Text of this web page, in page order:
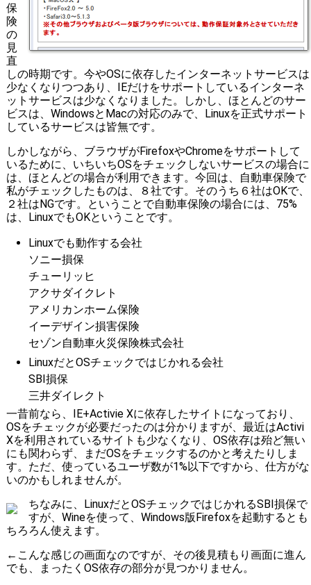
保
険
の
見
直
しの時期です。今やOSに依存したインターネットサービスは
少なくなりつつあり、IEだけをサポートしているインターネ
ットサービスは少なくなりました。しかし、ほとんどのサー
ビスは、WindowsとMacの対応のみで、Linuxを正式サポート
しているサービスは皆無です。
しかしながら、ブラウザがFirefoxやChromeをサポートして
いるために、いちいちOSをチェックしないサービスの場合に
は、ほとんどの場合が利用できます。今回は、自動車保険で
私がチェックしたものは、８社です。そのうち６社はOKで、
２社はNGです。ということで自動車保険の場合には、75%
は、LinuxでもOKということです。
Linuxでも動作する会社
ソニー損保
チューリッヒ
アクサダイクレト
アメリカンホーム保険
イーデザイン損害保険
セゾン自動車火災保険株式会社
LinuxだとOSチェックではじかれる会社
SBI損保
三井ダイレクト
一昔前なら、IE+Activie Xに依存したサイトになっており、
OSをチェックが必要だったのは分かりますが、最近はActivi
Xを利用されているサイトも少なくなり、OS依存は殆ど無い
にも関わらず、まだOSをチェックするのかと考えたりしま
す。ただ、使っているユーザ数が1%以下ですから、仕方がな
いのかもしれませんが。
ちなみに、LinuxだとOSチェックではじかれるSBI損保で
すが、 Wineを使って、Windows版Firefoxを起動するとも
ちろろん使えます。
←こんな感じの画面なのですが、その後見積もり画面に進ん
でも、まったくOS依存の部分が見つかりません。